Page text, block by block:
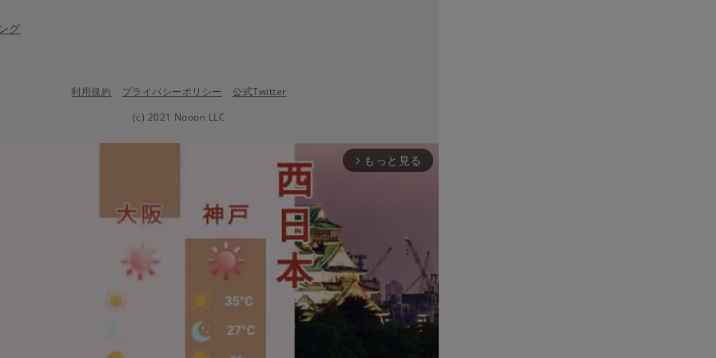
グ
利用規約 プライバシーポリシー
公式Twitter
(c) 2021 Nooon LLC
arrow_forward_ios もっと見る